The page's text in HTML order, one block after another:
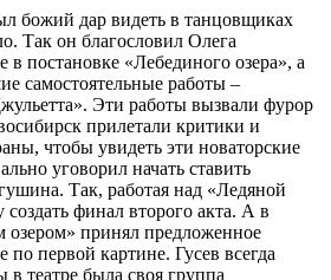
божий дар видеть в танцовщиках
Так он благословил Олега
в постановке «Лебединого озера», а
самостоятельные работы ‒
Эти работы вызвали фурор
прилетали критики и
чтобы увидеть эти новаторские
уговорил начать ставить
Так, работая над «Ледяной
финал второго акта. А в
озером» принял предложенное
первой картине. Гусев всегда
в театре была своя группа